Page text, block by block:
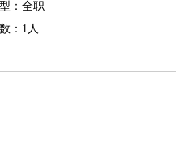
：全职
：1人